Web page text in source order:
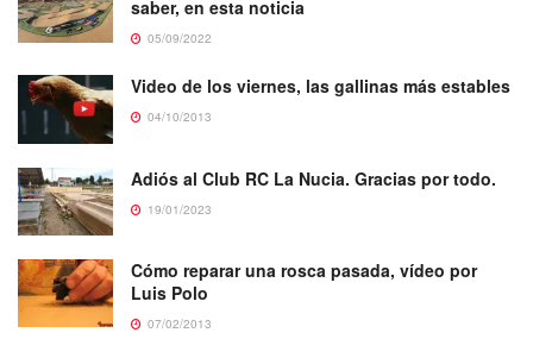
saber, en esta noticia
05/09/2022
Video de los viernes, las gallinas más estables
04/10/2013
Adiós al Club RC La Nucia. Gracias por todo.
19/01/2023
Cómo reparar una rosca pasada, vídeo por
Luis Polo
07/02/2013